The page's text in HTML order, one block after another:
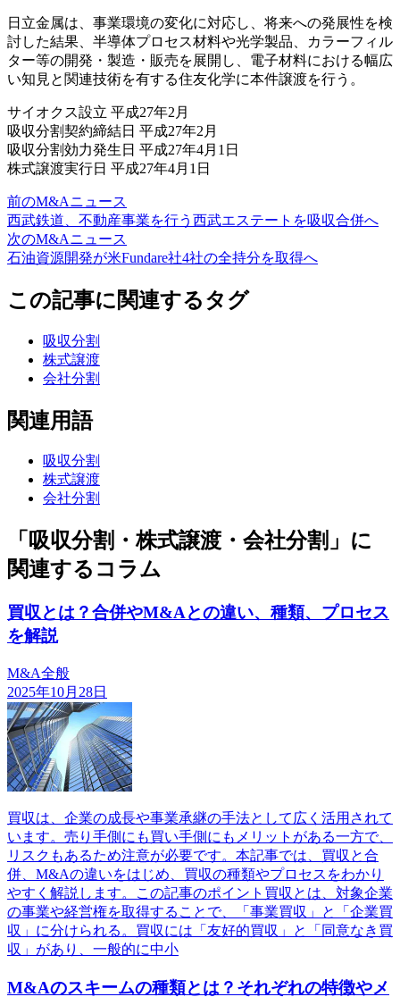
日立金属は、事業環境の変化に対応し、将来への発展性を検
討した結果、半導体プロセス材料や光学製品、カラーフィル
ター等の開発・製造・販売を展開し、電子材料における幅広
い知見と関連技術を有する住友化学に本件譲渡を行う。
サイオクス設立 平成27年2月
吸収分割契約締結日 平成27年2月
吸収分割効力発生日 平成27年4月1日
株式譲渡実行日 平成27年4月1日
前のM&Aニュース
西武鉄道、不動産事業を行う西武エステートを吸収合併へ
次のM&Aニュース
石油資源開発が米Fundare社4社の全持分を取得へ
この記事に関連するタグ
吸収分割
株式譲渡
会社分割
関連用語
吸収分割
株式譲渡
会社分割
「吸収分割・株式譲渡・会社分割」に
関連するコラム
買収とは？合併やM&Aとの違い、種類、プロセス
を解説
M&A全般
2025年10月28日
買収は、企業の成長や事業承継の手法として広く活用されて
います。売り手側にも買い手側にもメリットがある一方で、
リスクもあるため注意が必要です。本記事では、買収と合
併、M&Aの違いをはじめ、買収の種類やプロセスをわかり
やすく解説します。この記事のポイント買収とは、対象企業
の事業や経営権を取得することで、「事業買収」と「企業買
収」に分けられる。買収には「友好的買収」と「同意なき買
収」があり、一般的に中小
M&Aのスキームの種類とは？それぞれの特徴やメ